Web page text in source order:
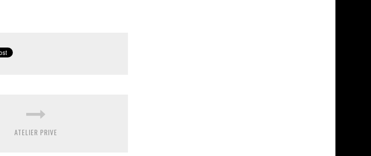
ATELIER PRIVE